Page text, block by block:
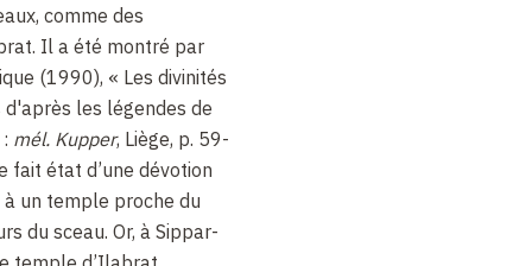
comme des
Il a été montré par
(1990), « Les divinités
les légendes de
mél. Kupper, Liège, p. 59-
fait état d’une dévotion
un temple proche du
du sceau. Or, à Sippar-